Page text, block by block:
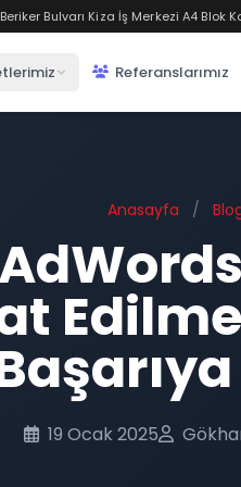
Bulvarı Kiza İş Merkezi A4 Blok
Referanslarımız
Anasayfa /
19 Ocak 2025